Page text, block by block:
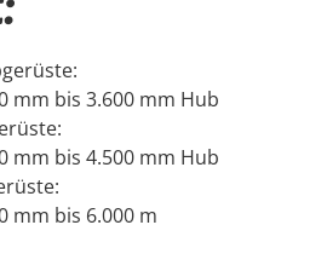
mm bis 3.600 mm Hub
mm bis 4.500 mm Hub
mm bis 6.000 m